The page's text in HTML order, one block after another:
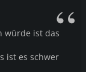
würde ist das
ist es schwer